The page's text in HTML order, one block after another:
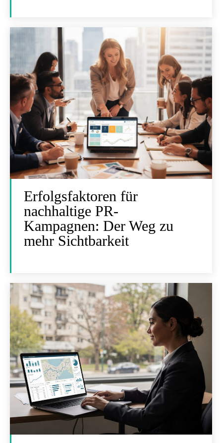
Erfolgsfaktoren für
nachhaltige PR-
Kampagnen: Der Weg zu
mehr Sichtbarkeit